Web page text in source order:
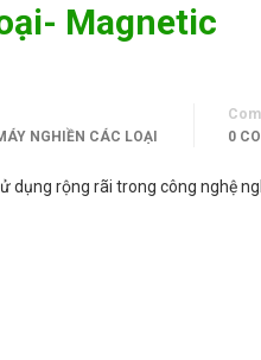
Magnetic
NGHIỀN CÁC LOẠI
0
dụng rộng rãi trong công nghệ